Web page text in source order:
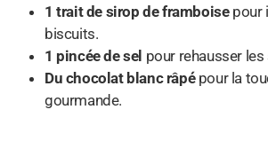
1 trait de sirop de framboisepour
biscuits.
1 pincée de sel pour rehausser les
Du chocolat blanc râpépour la
gourmande.